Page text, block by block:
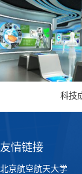
科技
友情链接
北京航空航天大学